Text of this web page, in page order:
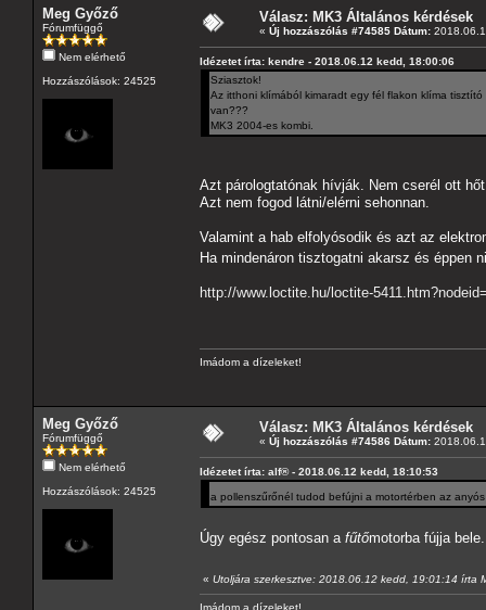
Meg Győző
Fórumfüggő
Nem elérhető
Hozzászólások: 24525
Válasz: MK3 Általános kérdések
« Új hozzászólás #74585 Dátum:
Idézetet írta: kendre - 2018.06.12 kedd, 18:00:06
Sziasztok!
Az itthoni klímából kimaradt egy fél flakon klíma
van???
MK3 2004-es kombi.
Azt párologtatónak hívják. Nem cserél ott
Azt nem fogod látni/elérni sehonnan.
Valamint a hab elfolyósodik és azt az
Ha mindenáron tisztogatni akarsz és éppen
http://www.loctite.hu/loctite-
Imádom a dízeleket!
Meg Győző
Fórumfüggő
Nem elérhető
Hozzászólások: 24525
Válasz: MK3 Általános kérdések
« Új hozzászólás #74586 Dátum:
Idézetet írta: alf® - 2018.06.12 kedd, 18:10:53
a pollenszűrőnél tudod befújni a motortérben az
Úgy egész pontosan a fűtőmotorba fújja
« Utoljára szerkesztve: 2018.06.12 kedd, 19:01:14 írta
Imádom a dízeleket!